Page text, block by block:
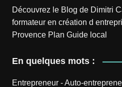
Découvrez le Blog de Dimitri
formateur en création d
Provence Plan Guide local
En quelques mots :
Entrepreneur-Auto-